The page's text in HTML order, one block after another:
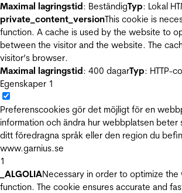
Maximal lagringstid: BeständigTyp: Lokal
private_content_versionThis cookie is
function. A cache is used by the website to
between the visitor and the website. The
visitor’s browser.
Maximal lagringstid: 400 dagarTyp: HTTP-
Egenskaper 1
Preferenscookies gör det möjligt för en
information och ändra hur webbplatsen beter
ditt föredragna språk eller den region du
www.garnius.se
1
_ALGOLIANecessary in order to optimize
function. The cookie ensures accurate and